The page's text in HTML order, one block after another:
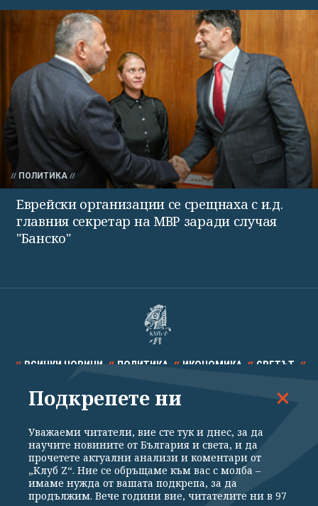
ПОЛИТИКА
Еврейски организации се срещнаха с и.д.
главния секретар на МВР заради случая
"Банско"
ВСИЧКИ НОВИНИ ПОЛИТИКА ИКОНОМИКА СВЕТЪТ
СПОРТ КУЛТУРА ТЕХНОЛОГИИ КАЛЕЙДОСКОП
Подкрепете ни
Уважаеми читатели, вие сте тук и днес, за да
научите новините от България и света, и да
прочетете актуални анализи и коментари от
„Клуб Z“. Ние се обръщаме към вас с молба –
имаме нужда от вашата подкрепа, за да
продължим. Вече години вие, читателите ни в 97